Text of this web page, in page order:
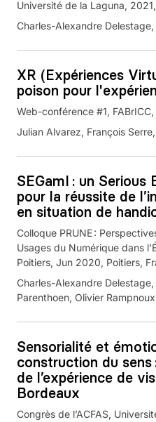
Université de la Laguna,
Charles-Alexandre
XR (Expériences
poison pour
Web-conférence #1,
Julian Alvarez, François
SEGamI : un Serious
pour la réussite de
en situation de
Colloque PRUNE :
Usages du Numérique dans
Poitiers, Jun 2020, Poitiers,
Charles-Alexandre
Parenthoen, Olivier
Sensorialité et
construction du
de l’expérience de
Bordeaux
Congrès de l’ACFAS,